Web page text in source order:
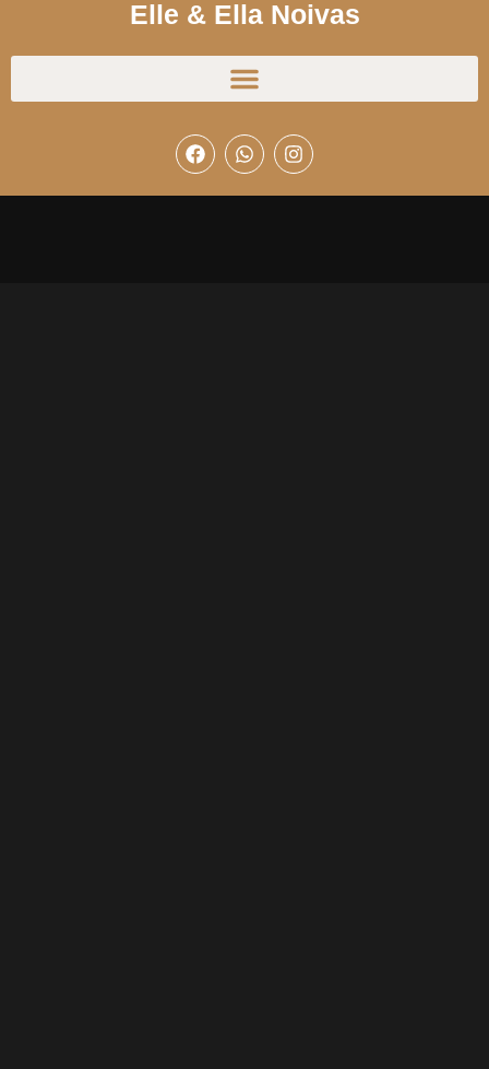
Elle & Ella Noivas